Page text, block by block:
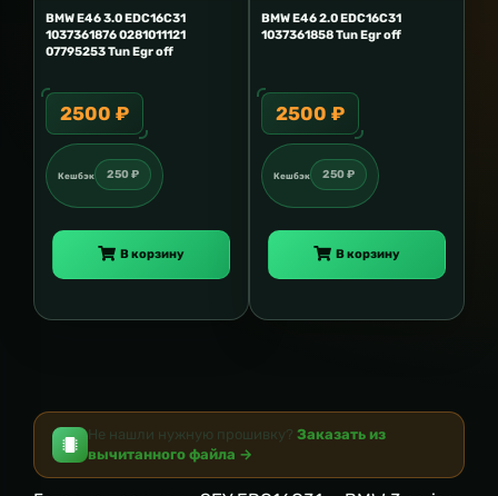
BMW E46 3.0 EDC16C31
1037361876 0281011121
07795253 Tun Egr off
2500 ₽
Кешбэк 250 ₽
В корзину
BMW E46 2.0 EDC16C31
1037361858 Tun Egr off
2500 ₽
Кешбэк 250 ₽
В корзину
Не нашли нужную прошивку? Заказать из
вычитанного файла →